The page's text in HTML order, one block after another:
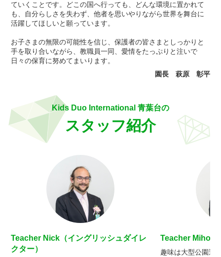
ていくことです。どこの国へ行っても、どんな環境に置かれて
も、自分らしさを失わず、他者を思いやりながら世界を舞台に
活躍してほしいと願っています。
お子さまの無限の可能性を信じ、保護者の皆さまとしっかりと
手を取り合いながら、教職員一同、愛情をたっぷりと注いで
日々の保育に努めてまいります。
園長 萩原 彰平
Kids Duo International 青葉台の
スタッフ紹介
Teacher Nick（イングリッシュダイレ
クター）
Teacher Miho（
趣味は大型公園巡